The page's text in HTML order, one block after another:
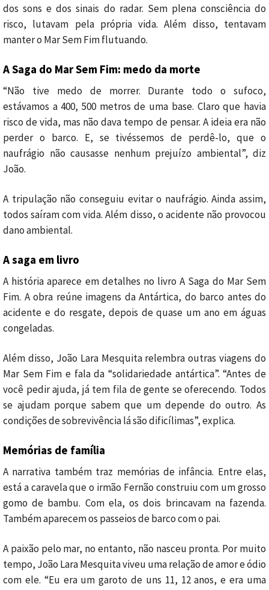
dos sons e dos sinais do radar. Sem plena consciência do
risco, lutavam pela própria vida. Além disso, tentavam
manter o Mar Sem Fim flutuando.
A Saga do Mar Sem Fim: medo da morte
“Não tive medo de morrer. Durante todo o sufoco,
estávamos a 400, 500 metros de uma base. Claro que havia
risco de vida, mas não dava tempo de pensar. A ideia era não
perder o barco. E, se tivéssemos de perdê-lo, que o
naufrágio não causasse nenhum prejuízo ambiental”, diz
João.
A tripulação não conseguiu evitar o naufrágio. Ainda assim,
todos saíram com vida. Além disso, o acidente não provocou
dano ambiental.
A saga em livro
A história aparece em detalhes no livro A Saga do Mar Sem
Fim. A obra reúne imagens da Antártica, do barco antes do
acidente e do resgate, depois de quase um ano em águas
congeladas.
Além disso, João Lara Mesquita relembra outras viagens do
Mar Sem Fim e fala da “solidariedade antártica”. “Antes de
você pedir ajuda, já tem fila de gente se oferecendo. Todos
se ajudam porque sabem que um depende do outro. As
condições de sobrevivência lá são dificílimas”, explica.
Memórias de família
A narrativa também traz memórias de infância. Entre elas,
está a caravela que o irmão Fernão construiu com um grosso
gomo de bambu. Com ela, os dois brincavam na fazenda.
Também aparecem os passeios de barco com o pai.
A paixão pelo mar, no entanto, não nasceu pronta. Por muito
tempo, João Lara Mesquita viveu uma relação de amor e ódio
com ele. “Eu era um garoto de uns 11, 12 anos, e era uma